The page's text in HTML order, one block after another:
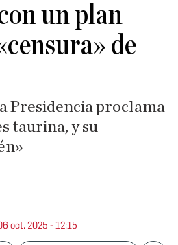
un plan
de
Presidencia proclama
taurina, y su
oct. 2025 - 12:15